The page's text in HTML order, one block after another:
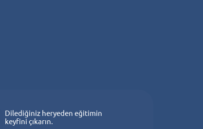
Dilediğiniz heryeden eğitimin
keyfini çıkarın.